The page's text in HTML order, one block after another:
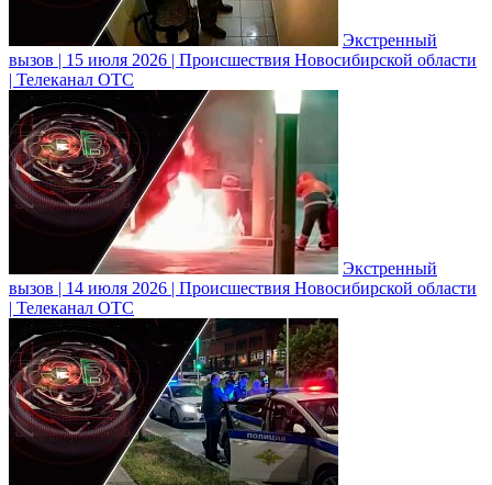
Экстренный
вызов | 15 июля 2026 | Происшествия Новосибирской области
| Телеканал ОТС
Экстренный
вызов | 14 июля 2026 | Происшествия Новосибирской области
| Телеканал ОТС